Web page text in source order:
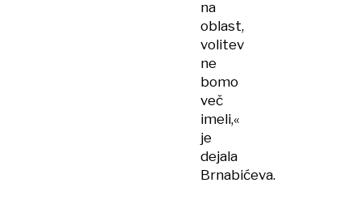
na
oblast,
volitev
ne
bomo
več
imeli,«
je
dejala
Brnabićeva.